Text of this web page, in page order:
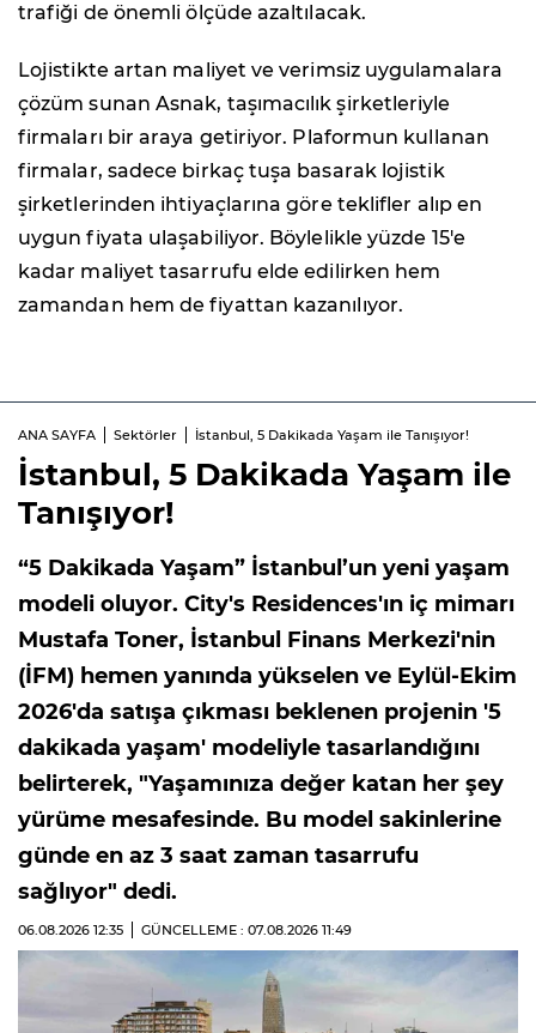
trafiği de önemli ölçüde azaltılacak.
Lojistikte artan maliyet ve verimsiz uygulamalara
çözüm sunan Asnak, taşımacılık şirketleriyle
firmaları bir araya getiriyor. Plaformun kullanan
firmalar, sadece birkaç tuşa basarak lojistik
şirketlerinden ihtiyaçlarına göre teklifler alıp en
uygun fiyata ulaşabiliyor. Böylelikle yüzde 15'e
kadar maliyet tasarrufu elde edilirken hem
zamandan hem de fiyattan kazanılıyor.
ANA SAYFA Sektörler İstanbul, 5 Dakikada Yaşam ile Tanışıyor!
İstanbul, 5 Dakikada Yaşam ile
Tanışıyor!
“5 Dakikada Yaşam” İstanbul’un yeni yaşam
modeli oluyor. City's Residences'ın iç mimarı
Mustafa Toner, İstanbul Finans Merkezi'nin
(İFM) hemen yanında yükselen ve Eylül-Ekim
2026'da satışa çıkması beklenen projenin '5
dakikada yaşam' modeliyle tasarlandığını
belirterek, "Yaşamınıza değer katan her şey
yürüme mesafesinde. Bu model sakinlerine
günde en az 3 saat zaman tasarrufu
sağlıyor" dedi.
06.08.2026 12:35 GÜNCELLEME : 07.08.2026 11:49